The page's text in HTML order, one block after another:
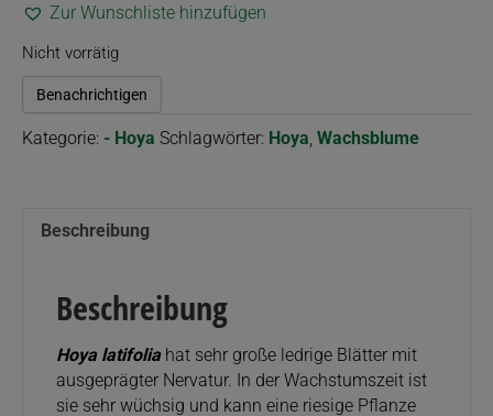
Zur Wunschliste hinzufügen
Nicht vorrätig
Benachrichtigen
Kategorie: - Hoya Schlagwörter: Hoya Wachsblume
Beschreibung
Beschreibung
Hoya latifoliahat sehr große ledrige Blätter mit
ausgeprägter Nervatur. In der Wachstumszeit ist
sie sehr wüchsig und kann eine riesige Pflanze